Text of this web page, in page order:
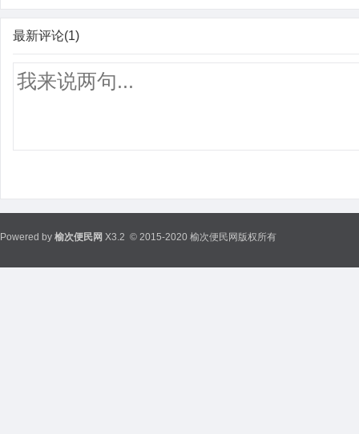
最新评论(1)
Powered by 榆次便民网 X3.2 © 2015-2020 榆次便民网版权所有